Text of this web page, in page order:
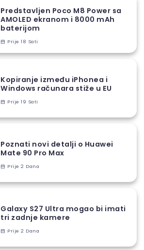
Predstavljen Poco M8 Power sa
AMOLED ekranom i 8000 mAh
baterijom
Prije 18 Sati
Kopiranje između iPhonea i
Windows računara stiže u EU
Prije 19 Sati
Poznati novi detalji o Huawei
Mate 90 Pro Max
Prije 2 Dana
Galaxy S27 Ultra mogao bi imati
tri zadnje kamere
Prije 2 Dana